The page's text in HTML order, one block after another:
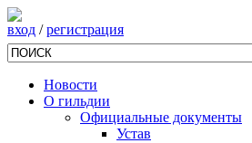
вход /регистрация
Новости
О гильдии
Официальные документы
Устав